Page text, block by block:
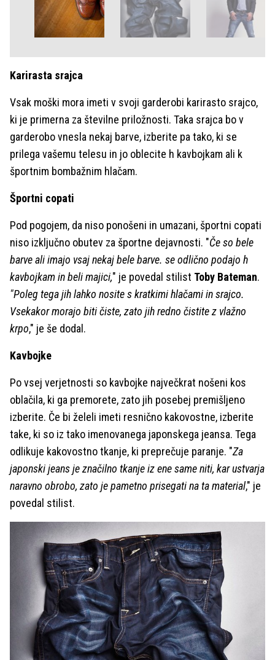
Karirasta srajca
Vsak moški mora imeti v svoji garderobi karirasto srajco,
ki je primerna za številne priložnosti. Taka srajca bo v
garderobo vnesla nekaj barve, izberite pa tako, ki se
prilega vašemu telesu in jo oblecite h kavbojkam ali k
športnim bombažnim hlačam.
Športni copati
Pod pogojem, da niso ponošeni in umazani, športni copati
niso izključno obutev za športne dejavnosti. "Če so bele
barve ali imajo vsaj nekaj bele barve. se odlično podajo h
kavbojkam in beli majici," je povedal stilist Toby Bateman.
"Poleg tega jih lahko nosite s kratkimi hlačami in srajco.
Vsekakor morajo biti čiste, zato jih redno čistite z vlažno
krpo," je še dodal.
Kavbojke
Po vsej verjetnosti so kavbojke največkrat nošeni kos
oblačila, ki ga premorete, zato jih posebej premišljeno
izberite. Če bi želeli imeti resnično kakovostne, izberite
take, ki so iz tako imenovanega japonskega jeansa. Tega
odlikuje kakovostno tkanje, ki preprečuje paranje. "Za
japonski jeans je značilno tkanje iz ene same niti, kar ustvarja
naravno obrobo, zato je pametno prisegati na ta material," je
povedal stilist.